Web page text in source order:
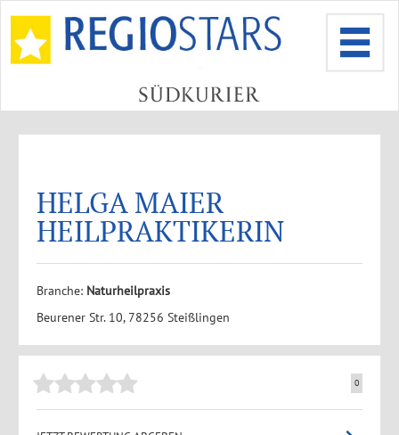
HELGA MAIER
HEILPRAKTIKERIN
Branche: Naturheilpraxis
Beurener Str. 10, 78256 Steißlingen
0